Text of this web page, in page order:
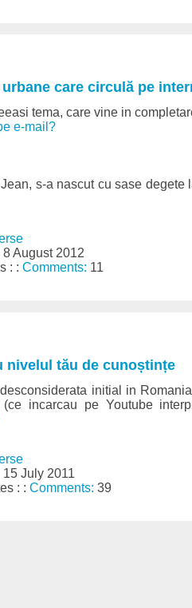
care circulă pe
tema, care vine in
e-mail?
s-a nascut cu sase degete
August 2012
: :Comments: 11
nivelul tău de cunoștințe
initial in
incarcau pe Youtube
15 July 2011
: :Comments:39